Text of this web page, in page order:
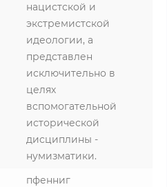
нацистской и
экстремистской
идеологии, а
представлен
исключительно в
целях
вспомогательной
исторической
дисциплины -
нумизматики.
пфенниг